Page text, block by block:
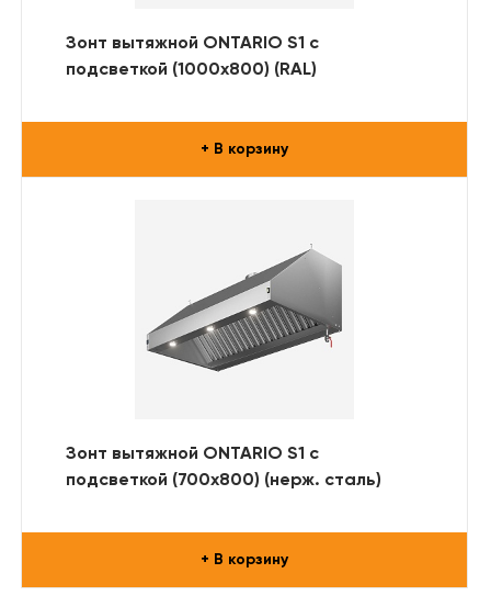
Зонт вытяжной ONTARIO S1 с
подсветкой (1000x800) (RAL)
+ В корзину
Зонт вытяжной ONTARIO S1 с
подсветкой (700x800) (нерж. сталь)
+ В корзину